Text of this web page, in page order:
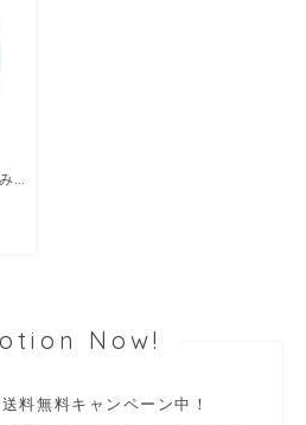
Now!
料無料キャンペーン中！